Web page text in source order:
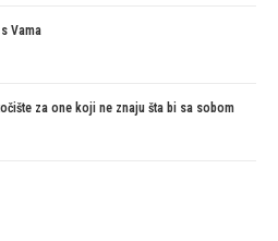
Vama
za one koji ne znaju šta bi sa sobom